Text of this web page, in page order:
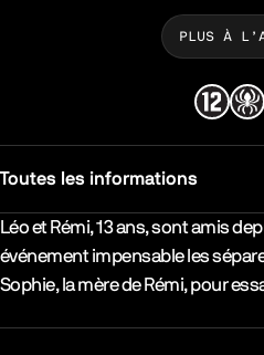
PLUS À
Toutes les informations
Synopsys & Casting
Léo et Rémi, 13 ans, sont amis
événement impensable les
Sophie, la mère de Rémi, pour